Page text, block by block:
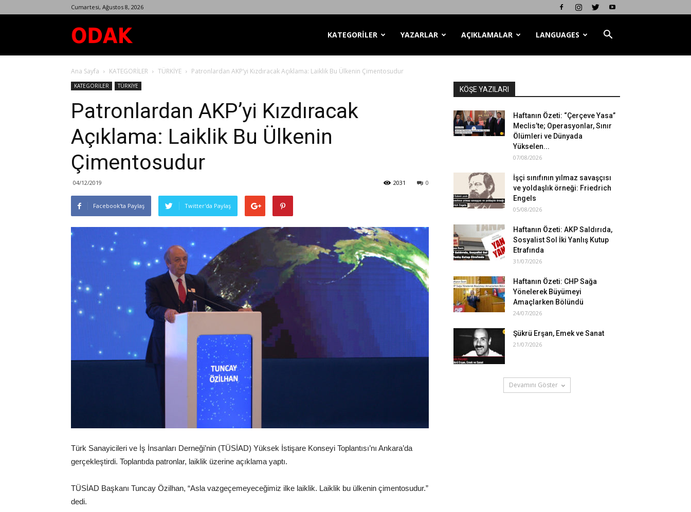
Cumartesi, Ağustos 8, 2026
Dergisi
KATEGORİLER YAZARLAR AÇIKLAMALAR LANGUAGES
Ana Sayfa KATEGORİLER TÜRKİYE Patronlardan AKP’yi Kızdıracak Açıklama: Laiklik Bu Ülkenin Çimentosudur
KATEGORİLER TÜRKİYE
Patronlardan AKP’yi Kızdıracak
Açıklama: Laiklik Bu Ülkenin
Çimentosudur
04/12/2019 0
2031
Facebook'ta Paylaş Twitter'da Paylaş
Türk Sanayicileri ve İş İnsanları Derneği’nin (TÜSİAD) Yüksek İstişare Konseyi Toplantısı’nı Ankara’da
gerçekleştirdi. Toplantıda patronlar, laiklik üzerine açıklama yaptı.
TÜSİAD Başkanı Tuncay Özilhan, “Asla vazgeçemeyeceğimiz ilke laiklik. Laiklik bu ülkenin çimentosudur.”
dedi.
KÖŞE YAZILARI
Haftanın Özeti: “Çerçeve Yasa”
Meclis’te; Operasyonlar, Sınır
Ölümleri ve Dünyada
Yükselen...
07/08/2026
İşçi sınıfının yılmaz savaşçısı
ve yoldaşlık örneği: Friedrich
Engels
05/08/2026
Haftanın Özeti: AKP Saldırıda,
Sosyalist Sol İki Yanlış Kutup
Etrafında
31/07/2026
Haftanın Özeti: CHP Sağa
Yönelerek Büyümeyi
Amaçlarken Bölündü
24/07/2026
Şükrü Erşan, Emek ve Sanat
21/07/2026
Devamını Göster